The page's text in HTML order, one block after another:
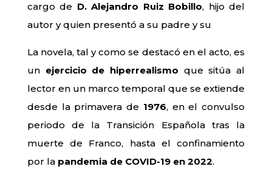
cargo de D. Alejandro Ruiz Bobillo, hijo del
autor y quien presentó a su padre y su
La novela, tal y como se destacó en el acto, es
un ejercicio de hiperrealismo que sitúa al
lector en un marco temporal que se extiende
desde la primavera de 1976, en el convulso
periodo de la Transición Española tras la
muerte de Franco, hasta el confinamiento
por la pandemia de COVID-19 en 2022.